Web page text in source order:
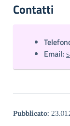
Contatti
Email:
Pubblicato: